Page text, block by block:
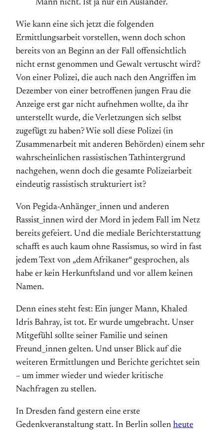
Mann nicht. Ist ja nur ein Ausländer.
Wie kann eine sich jetzt die folgenden
Ermittlungsarbeit vorstellen, wenn doch schon
bereits von an Beginn an der Fall offensichtlich
nicht ernst genommen und Gewalt vertuscht wird?
Von einer Polizei, die auch nach den Angriffen im
Dezember von einer betroffenen jungen Frau die
Anzeige erst gar nicht aufnehmen wollte, da ihr
unterstellt wurde, die Verletzungen sich selbst
zugefügt zu haben? Wie soll diese Polizei (in
Zusammenarbeit mit anderen Behörden) einem sehr
wahrscheinlichen rassistischen Tathintergrund
nachgehen, wenn doch die gesamte Polizeiarbeit
eindeutig rassistisch strukturiert ist?
Von Pegida-Anhänger_innen und anderen
Rassist_innen wird der Mord in jedem Fall im Netz
bereits gefeiert. Und die mediale Berichterstattung
schafft es auch kaum ohne Rassismus, so wird in fast
jedem Text von „dem Afrikaner“ gesprochen, als
habe er kein Herkunftsland und vor allem keinen
Namen.
Denn eines steht fest: Ein junger Mann, Khaled
Idris Bahray, ist tot. Er wurde umgebracht. Unser
Mitgefühl sollte seiner Familie und seinen
Freund_innen gelten. Und unser Blick auf die
weiteren Ermittlungen und Berichte gerichtet sein
– um immer wieder und wieder kritische
Nachfragen zu stellen.
In Dresden fand gestern eine erste
Gedenkveranstaltung statt. In Berlin sollen heute